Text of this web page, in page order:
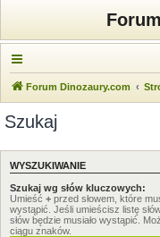
Forum Dinozaury.com
Szukaj
WYSZUKIWANIE
Szukaj wg słów kluczowych:
Umieść + przed słowem, które
wystąpić. Jeśli umieścisz listę
słów będzie musiało wystąpić.
ciągu znaków.